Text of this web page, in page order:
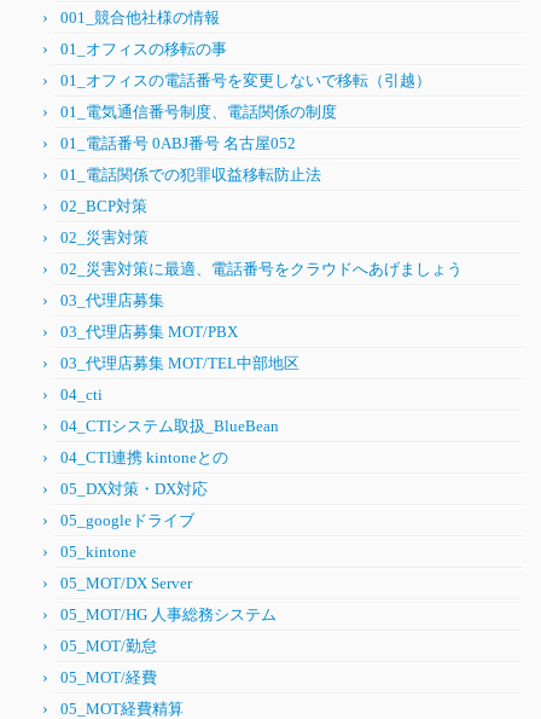
001_競合他社様の情報
01_オフィスの移転の事
01_オフィスの電話番号を変更しないで移転（引越）
01_電気通信番号制度、電話関係の制度
01_電話番号 0ABJ番号 名古屋052
01_電話関係での犯罪収益移転防止法
02_BCP対策
02_災害対策
02_災害対策に最適、電話番号をクラウドへあげましょう
03_代理店募集
03_代理店募集 MOT/PBX
03_代理店募集 MOT/TEL中部地区
04_cti
04_CTIシステム取扱_BlueBean
04_CTI連携 kintoneとの
05_DX対策・DX対応
05_googleドライブ
05_kintone
05_MOT/DX Server
05_MOT/HG 人事総務システム
05_MOT/勤怠
05_MOT/経費
05_MOT経費精算